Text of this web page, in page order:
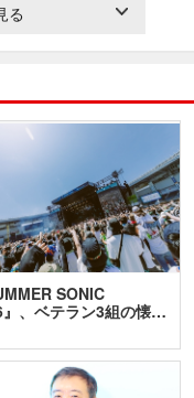
る
SONIC
、ベテラン3組の懐…